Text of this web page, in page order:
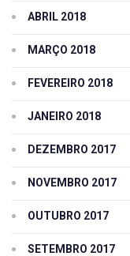
ABRIL 2018
MARÇO 2018
FEVEREIRO 2018
JANEIRO 2018
DEZEMBRO 2017
NOVEMBRO 2017
OUTUBRO 2017
SETEMBRO 2017